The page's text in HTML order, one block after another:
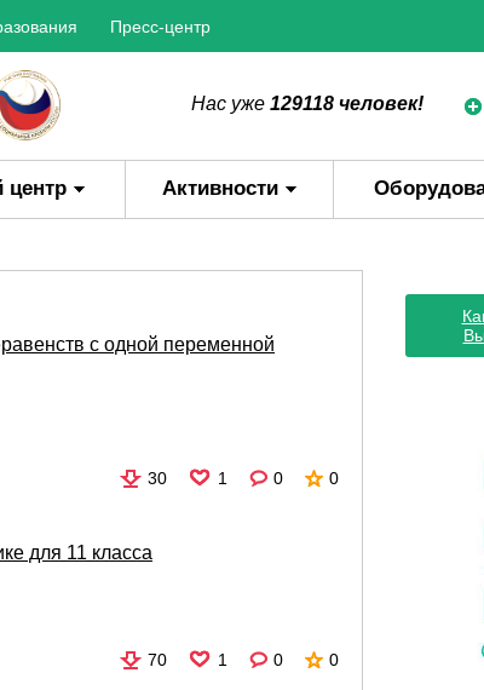
Пресс-центр
Нас уже 129118 человек!
Активности
с одной переменной
30 1 0 0
для 11 класса
70 1 0 0